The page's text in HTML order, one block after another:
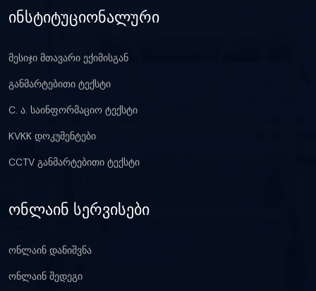
ინსტიტუციონალური
მესიჯი მთავარი ექიმისგან
განმარტებითი ტექსტი
C. ა. საინფორმაციო ტექსტი
KVKK დოკუმენტები
CCTV განმარტებითი ტექსტი
ონლაინ სერვისები
ონლაინ დანიშვნა
ონლაინ შედეგი